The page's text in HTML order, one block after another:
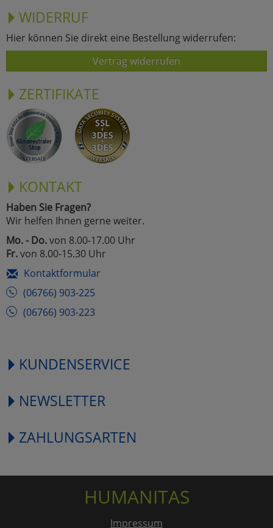
WIDERRUF
Hier können Sie direkt eine Bestellung widerrufen:
Vertrag widerrufen
ZERTIFIKATE
KONTAKT
Haben Sie Fragen?
Wir helfen Ihnen gerne weiter.
Mo. - Do.von 8.00-17.00 Uhr
Fr.von 8.00-15.30 Uhr
Kontaktformular
(06766) 903-225
(06766) 903-223
KUNDENSERVICE
NEWSLETTER
ZAHLUNGSARTEN
HUMANITAS
Impressum